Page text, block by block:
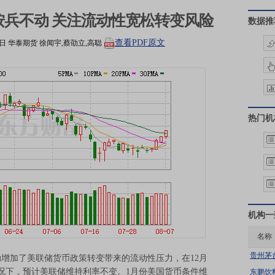
不动 关注流动性宽松转变风险
华泰期货 徐闻宇,蔡劭立,高聪 查看PDF原文
了美联储货币政策转变带来的流动性压力，在12月
，预计美联储维持利率不变。1月份美国货币条件维
数据
热门
机构
名称
贵州茅
东鹏饮